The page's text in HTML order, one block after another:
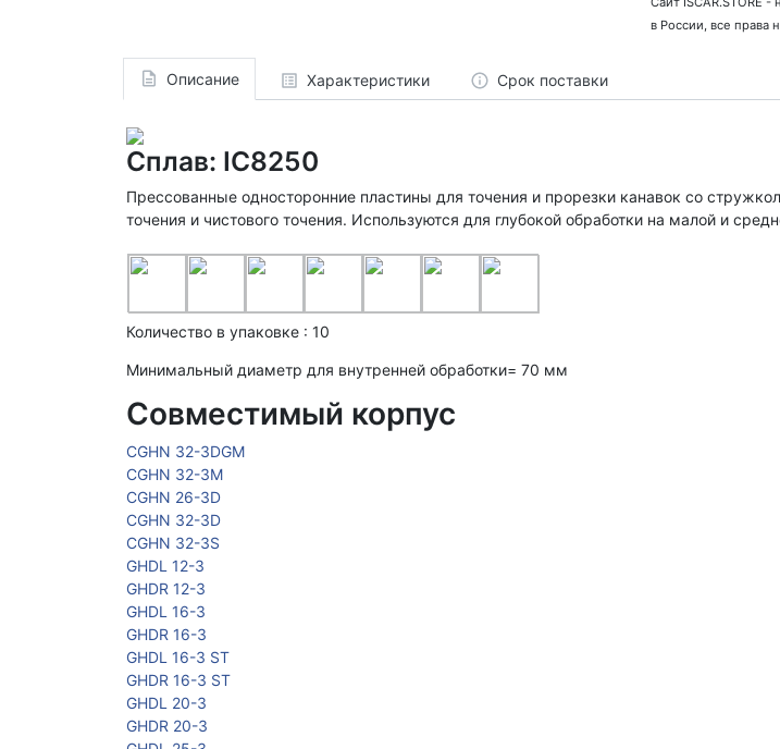
в России, все права
Описание Характеристики Срок поставки
Сплав: IC8250
Прессованные односторонние пластины для точения и прорезки канавок со
точения и чистового точения. Используются для глубокой обработки на малой и
Количество в упаковке : 10
Минимальный диаметр для внутренней обработки= 70 мм
Совместимый корпус
CGHN 32-3DGM
CGHN 32-3M
CGHN 26-3D
CGHN 32-3D
CGHN 32-3S
GHDL 12-3
GHDR 12-3
GHDL 16-3
GHDR 16-3
GHDL 16-3 ST
GHDR 16-3 ST
GHDL 20-3
GHDR 20-3